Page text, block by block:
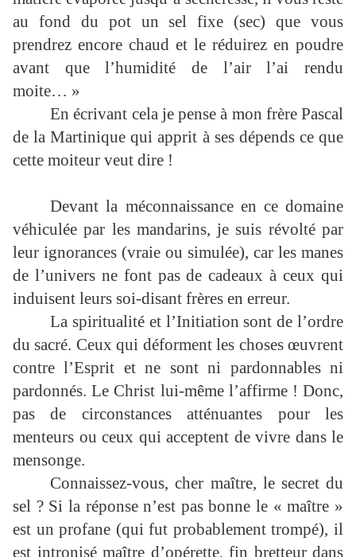
au fond du pot un sel fixe (sec) que vous
prendrez encore chaud et le réduirez en poudre
avant que l’humidité de l’air l’ai rendu
moite… »
En écrivant cela je pense à mon frère Pascal
de la Martinique qui apprit à ses dépends ce que
cette moiteur veut dire !
Devant la méconnaissance en ce domaine
véhiculée par les mandarins, je suis révolté par
leur ignorances (vraie ou simulée), car les manes
de l’univers ne font pas de cadeaux à ceux qui
induisent leurs soi-disant frères en erreur.
La spiritualité et l’Initiation sont de l’ordre
du sacré. Ceux qui déforment les choses œuvrent
contre l’Esprit et ne sont ni pardonnables ni
pardonnés. Le Christ lui-même l’affirme ! Donc,
pas de circonstances atténuantes pour les
menteurs ou ceux qui acceptent de vivre dans le
mensonge.
Connaissez-vous, cher maître, le secret du
sel ? Si la réponse n’est pas bonne le « maître »
est un profane (qui fut probablement trompé), il
est intronisé maître d’opérette, fin bretteur dans